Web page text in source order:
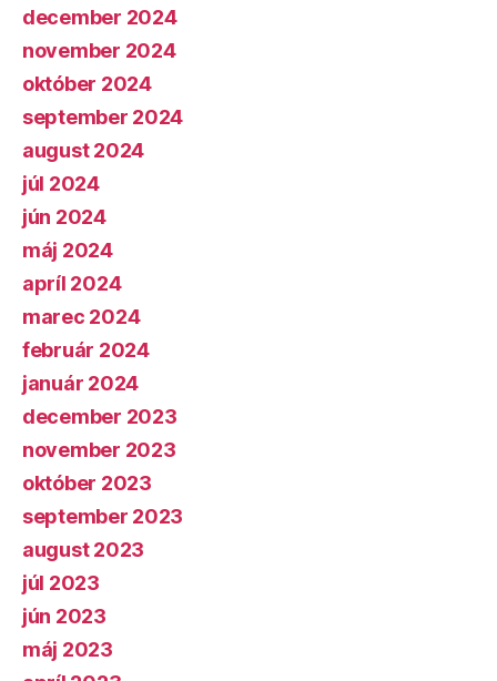
december 2024
november 2024
október 2024
september 2024
august 2024
júl 2024
jún 2024
máj 2024
apríl 2024
marec 2024
február 2024
január 2024
december 2023
november 2023
október 2023
september 2023
august 2023
júl 2023
jún 2023
máj 2023